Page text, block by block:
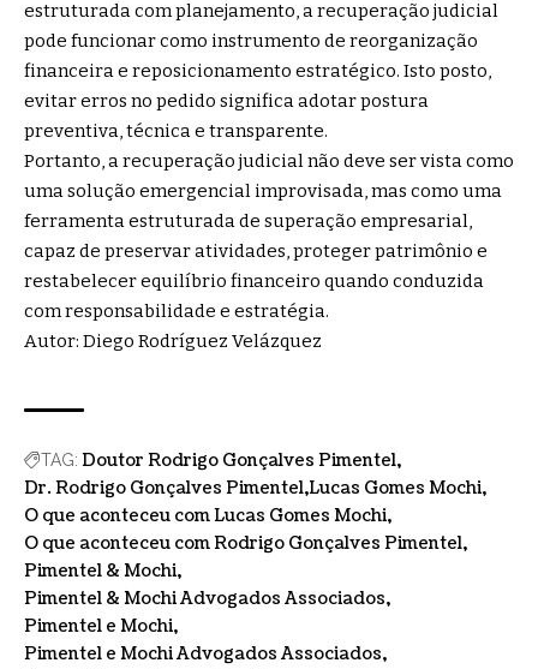
estruturada com planejamento, a recuperação judicial
pode funcionar como instrumento de reorganização
financeira e reposicionamento estratégico. Isto posto,
evitar erros no pedido significa adotar postura
preventiva, técnica e transparente.
Portanto, a recuperação judicial não deve ser vista como
uma solução emergencial improvisada, mas como uma
ferramenta estruturada de superação empresarial,
capaz de preservar atividades, proteger patrimônio e
restabelecer equilíbrio financeiro quando conduzida
com responsabilidade e estratégia.
Autor: Diego Rodríguez Velázquez
TAG: Doutor Rodrigo Gonçalves Pimentel
Dr. Rodrigo Gonçalves Pimentel Lucas Gomes Mochi
O que aconteceu com Lucas Gomes Mochi
O que aconteceu com Rodrigo Gonçalves Pimentel
Pimentel & Mochi
Pimentel & Mochi Advogados Associados
Pimentel e Mochi
Pimentel e Mochi Advogados Associados